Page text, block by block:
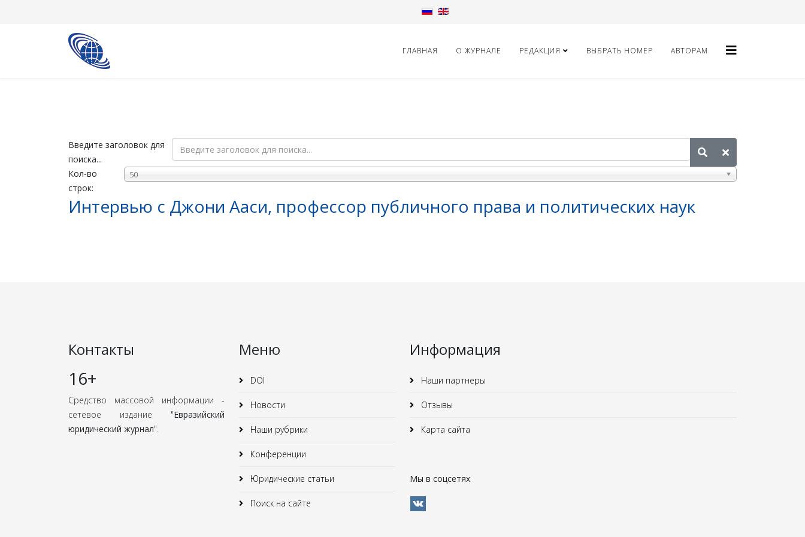
ГЛАВНАЯ О ЖУРНАЛЕ РЕДАКЦИЯ ВЫБРАТЬ НОМЕР АВТОРАМ
Введите заголовок для
поиска...
Кол-во
строк:
50
Интервью с Джони Ааси, профессор публичного права и политических наук
Контакты
16+
Средство массовой информации -
сетевое издание "Евразийский
юридический журнал".
Меню
DOI
Новости
Наши рубрики
Конференции
Юридические статьи
Поиск на сайте
Информация
Наши партнеры
Отзывы
Карта сайта
Мы в соцсетях